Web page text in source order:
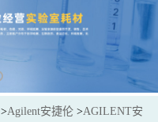
>Agilent安捷伦 >AGILENT安